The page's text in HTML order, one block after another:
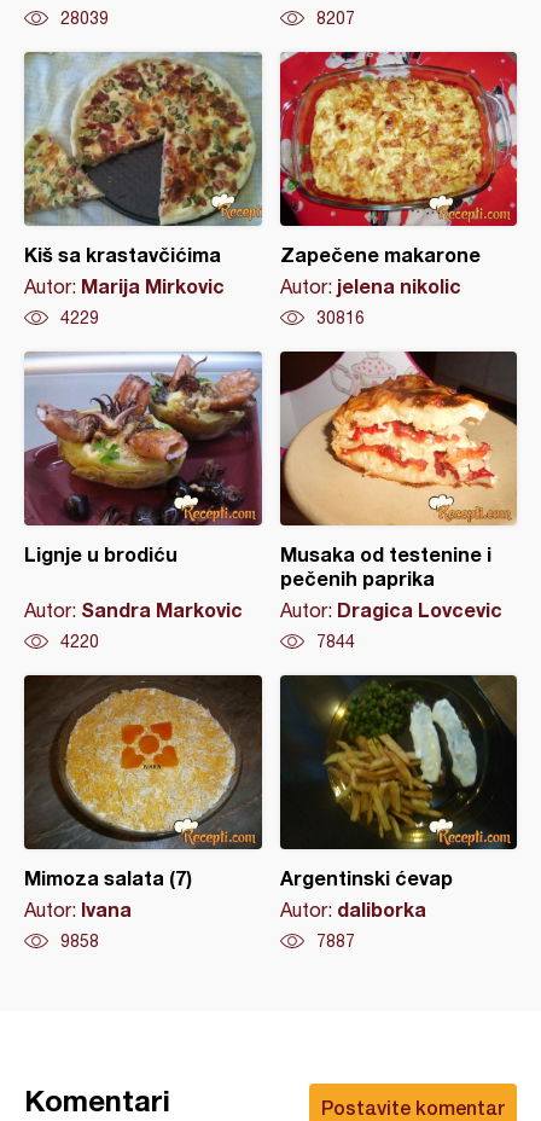
28039 8207
Kiš sa krastavčićima
Autor: Marija Mirkovic
4229
Zapečene makarone
Autor: jelena nikolic
30816
Lignje u brodiću
Autor: Sandra Markovic
4220
Musaka od testenine i
pečenih paprika
Autor: Dragica Lovcevic
7844
Mimoza salata (7)
Autor: Ivana
9858
Argentinski ćevap
Autor: daliborka
7887
Postavite komentar
Komentari